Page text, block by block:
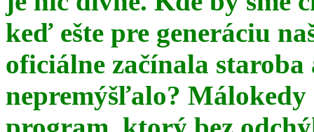
keď ešte pre generáciu
oficiálne začínala
nepremýšľalo? Málokedy